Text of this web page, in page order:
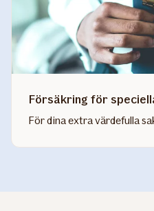
Försäkring för
För dina extra värdefulla
more